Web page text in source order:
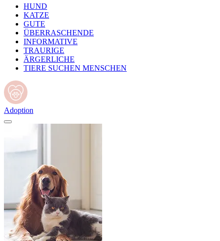
HUND
KATZE
GUTE
ÜBERRASCHENDE
INFORMATIVE
TRAURIGE
ÄRGERLICHE
TIERE SUCHEN MENSCHEN
Adoption